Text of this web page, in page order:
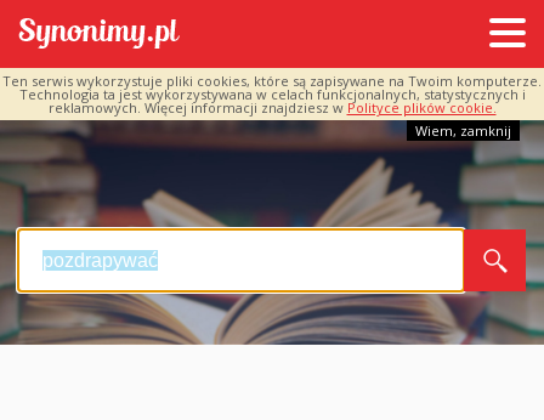
Ten serwis wykorzystuje pliki cookies, które są zapisywane na Twoim komputerze.
Technologia ta jest wykorzystywana w celach funkcjonalnych, statystycznych i
reklamowych. Więcej informacji znajdziesz w Polityce plików cookie.
Wiem, zamknij